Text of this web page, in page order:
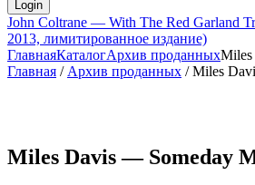
John Coltrane — With The Red Garland
2013, лимитированное издание)
ГлавнаяКаталогАрхив проданных
Главная / Архив проданных / Miles
Miles Davis — Someday